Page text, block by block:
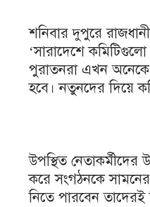
শনিবার দুপুরে
‘সারাদেশে
পুরাতনরা এখন অনেকে
হবে। নতুনদের দিয়ে
উপস্থিত
করে সংগঠনকে সামনের
নিতে পারবেন তাদেরই